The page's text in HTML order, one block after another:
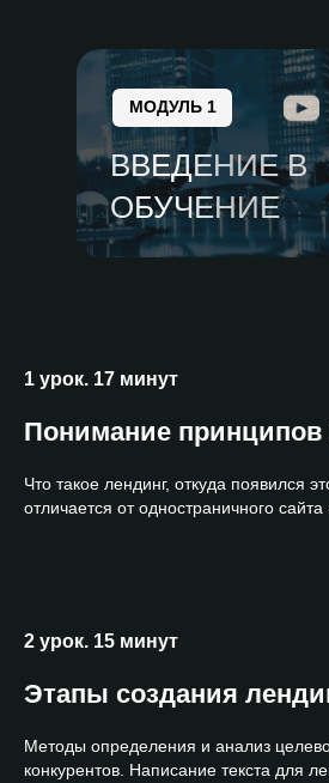
ВВЕДЕНИЕ В
ОБУЧЕНИЕ
МОДУЛЬ 1
1 урок. 17 минут
Понимание принципов
Что такое лендинг, откуда появился
отличается от одностраничного сайта
2 урок. 15 минут
Этапы создания
Методы определения и анализ
конкурентов. Написание текста для